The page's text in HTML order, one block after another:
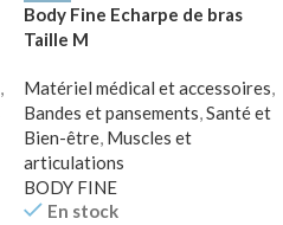
,
Body Fine Echarpe de bras
Taille M
Matériel médical et accessoires,
Bandes et pansements,Santé et
Bien-être, Muscles et
articulations
BODY FINE
En stock